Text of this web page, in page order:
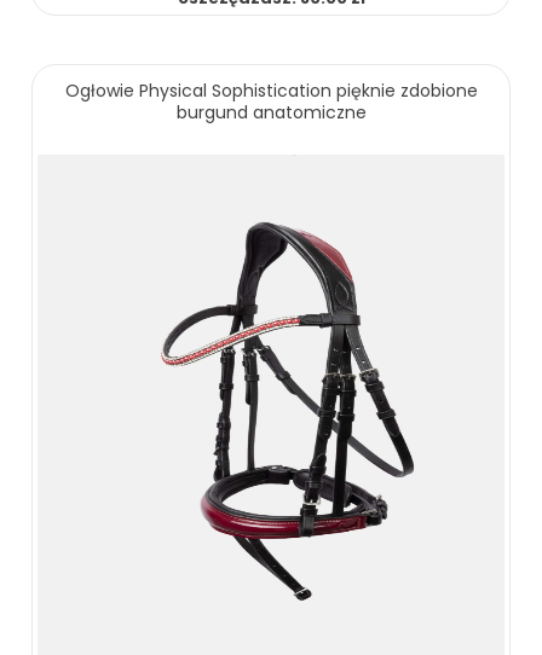
279.00 zł
Ogłowie Physical Sophistication pięknie zdobione
burgund anatomiczne